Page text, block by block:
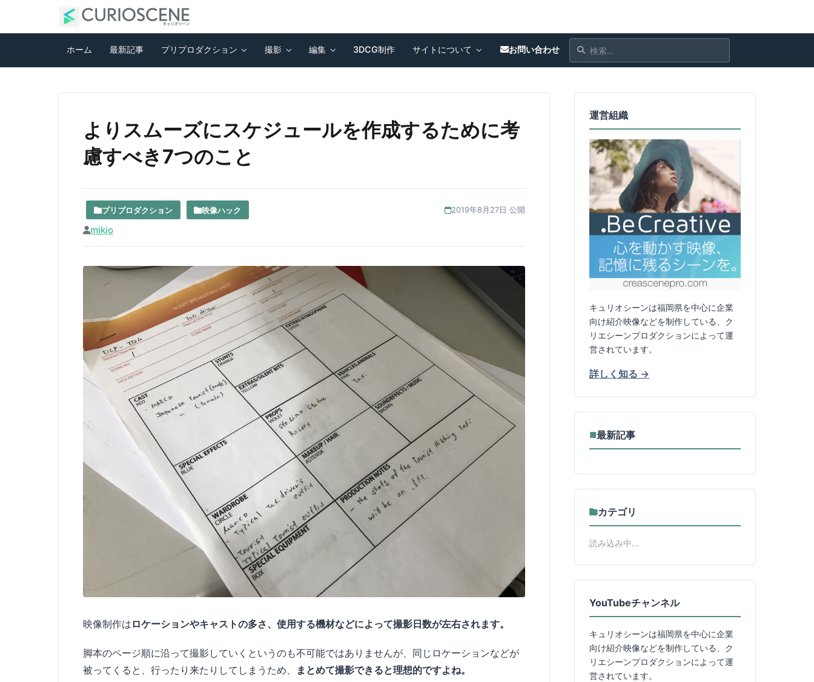
ホーム 最新記事 プリプロダクション 撮影 編集 3DCG制作 サイトについて お問い合わせ
よりスムーズにスケジュールを作成するために考
慮すべき7つのこと
プリプロダクション 映像ハック 2019年8月27日 公開
mikio
映像制作は ロケーションやキャストの多さ、使用する機材などによって撮影日数が左右されます。
脚本のページ順に沿って撮影していくというのも不可能ではありませんが、同じロケーションなどが
被ってくると、行ったり来たりしてしまうため、
まとめて撮影できると理想的ですよね。
運営組織
キュリオシーンは福岡県を中心に企業
向け紹介映像などを制作している、ク
リエシーンプロダクションによって運
営されています。
詳しく知る →
■最新記事
カテゴリ
読み込み中...
YouTubeチャンネル
キュリオシーンは福岡県を中心に企業
向け紹介映像などを制作している、ク
リエシーンプロダクションによって運
営されています。